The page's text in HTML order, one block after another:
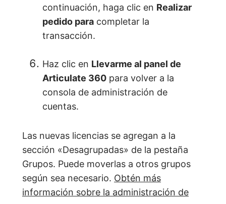
continuación, haga clic en Realizar
pedido para completar la
transacción.
Haz clic en Llevarme al panel de
Articulate 360 para volver a la
consola de administración de
cuentas.
Las nuevas licencias se agregan a la
sección «Desagrupadas» de la pestaña
Grupos. Puede moverlas a otros grupos
según sea necesario. Obtén más
información sobre la administración de